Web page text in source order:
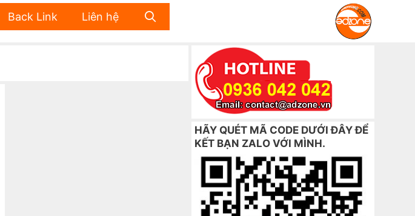
Back Link Liên hệ
HÃY QUÉT MÃ CODE DƯỚI ĐÂY ĐỂ
KẾT BẠN ZALO VỚI MÌNH.